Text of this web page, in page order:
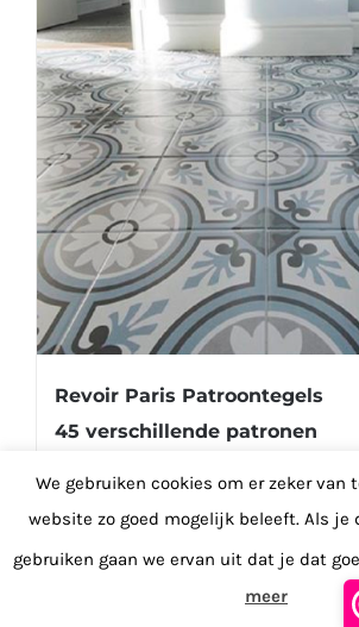
Revoir Paris Patroontegels
45 verschillende patronen
52.50 Prijs M2
Details
We gebruiken cookies om er zeker van
website zo goed mogelijk beleeft. Als
gebruiken gaan we ervan uit dat je dat
meer